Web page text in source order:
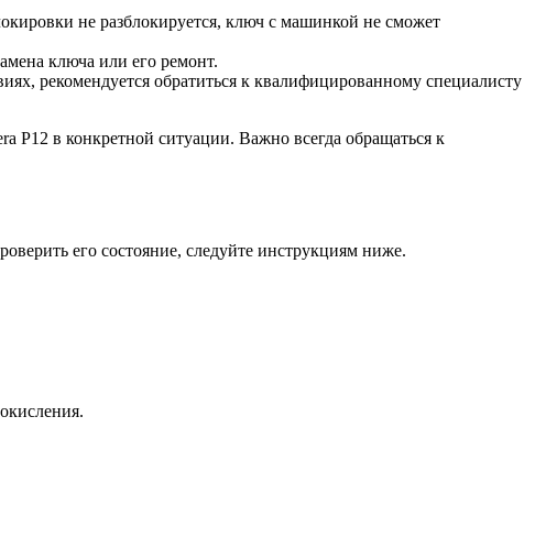
не разблокируется, ключ с машинкой не сможет
ключа или его ремонт.
рекомендуется обратиться к квалифицированному специалисту
P12 в конкретной ситуации. Важно всегда обращаться к
его состояние, следуйте инструкциям ниже.